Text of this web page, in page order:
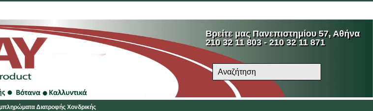
Βρείτε μας Πανεπιστημίου 57, Αθήνα
210 32 11 803 - 210 32 11 871
Διατροφής Χονδρικής